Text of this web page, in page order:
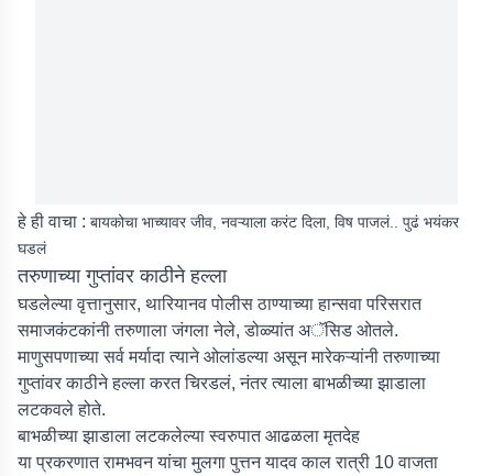
हे ही वाचा : बायकोचा भाच्यावर जीव, नवऱ्याला करंट दिला, विष पाजलं.. पुढं भयंकर
घडलं
तरुणाच्या गुप्तांवर काठीने हल्ला
घडलेल्या वृत्तानुसार, थारियानव पोलीस ठाण्याच्या हान्सवा परिसरात
समाजकंटकांनी तरुणाला जंगला नेले, डोळ्यांत अॅसिड ओतले.
माणुसपणाच्या सर्व मर्यादा त्याने ओलांडल्या असून मारेकऱ्यांनी तरुणाच्या
गुप्तांवर काठीने हल्ला करत चिरडलं, नंतर त्याला बाभळीच्या झाडाला
लटकवले होते.
बाभळीच्या झाडाला लटकलेल्या स्वरुपात आढळला मृतदेह
या प्रकरणात रामभवन यांचा मुलगा पुत्तन यादव काल रात्री 10 वाजता